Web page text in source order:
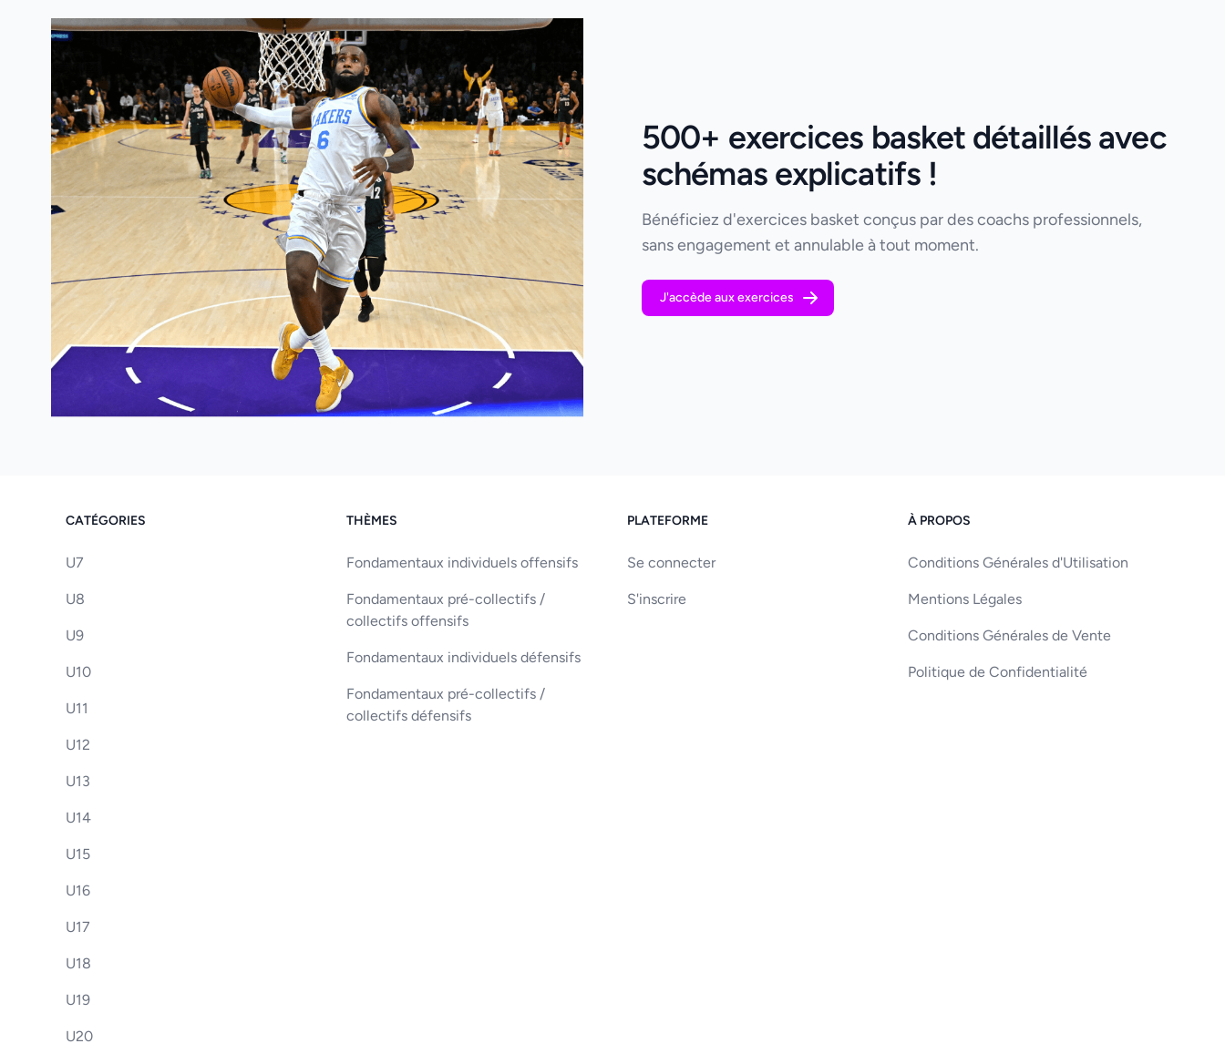
500+ exercices basket détaillés avec
schémas explicatifs !
Bénéficiez d'exercices basket conçus par des coachs professionnels,
sans engagement et annulable à tout moment.
J'accède aux exercices
CATÉGORIES
U7
U8
U9
U10
U11
U12
U13
U14
U15
U16
U17
U18
U19
U20
THÈMES
Fondamentaux individuels offensifs
Fondamentaux pré-collectifs /
collectifs offensifs
Fondamentaux individuels défensifs
Fondamentaux pré-collectifs /
collectifs défensifs
PLATEFORME
Se connecter
S'inscrire
À PROPOS
Conditions Générales d'Utilisation
Mentions Légales
Conditions Générales de Vente
Politique de Confidentialité